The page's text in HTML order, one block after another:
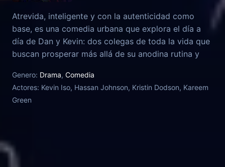
Atrevida, inteligente y con la autenticidad como
base, es una comedia urbana que explora el día a
día de Dan y Kevin: dos colegas de toda la vida que
buscan prosperar más allá de su anodina rutina y
Flatbush, en Brooklyn. El día a día de este par de
'millenials' en un ambiente de barrio marginal y con
estética indie da lugar a todo tipo de gags,
Genero: Drama, Comedia
Actores: Kevin Iso, Hassan Johnson, Kristin Dodson, Kareem
Green